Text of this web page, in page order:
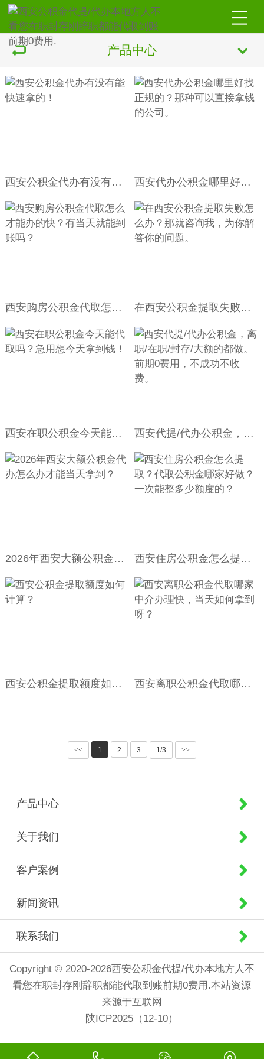
产品中心
西安公积金代办有没有能快速拿的！ 西安代办公积金哪里好找正规的？那种可以直接拿钱的公司。
西安购房公积金代取怎么才能办的快？有当天就能到账吗？ 在西安公积金提取失败怎么办？那就咨询我，为你解答你的问题。
西安在职公积金今天能代取吗？急用想今天拿到钱！ 西安代提/代办公积金，离职/在职/封存/大额的都做。前期0费用，不成功不收费。
2026年西安大额公积金代办怎么办才能当天拿到？ 西安住房公积金怎么提取？代取公积金哪家好做？一次能整多少额度的？
西安公积金提取额度如何计算？ 西安离职公积金代取哪家中介办理快，当天如何拿到呀？
<< 1 2 3 1/3 >>
产品中心
关于我们
客户案例
新闻资讯
联系我们
Copyright © 2020-2026西安公积金代提/代办本地方人不
看您在职封存刚辞职都能代取到账前期0费用.本站资源
来源于互联网
陕ICP2025（12-10）